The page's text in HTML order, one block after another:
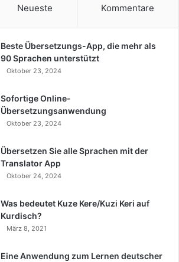
Neueste Kommentare
Beste Übersetzungs-App, die mehr als
90 Sprachen unterstützt
Oktober 23, 2024
Sofortige Online-
Übersetzungsanwendung
Oktober 23, 2024
Übersetzen Sie alle Sprachen mit der
Translator App
Oktober 24, 2024
Was bedeutet Kuze Kere/Kuzi Keri auf
Kurdisch?
März 8, 2021
Eine Anwendung zum Lernen deutscher